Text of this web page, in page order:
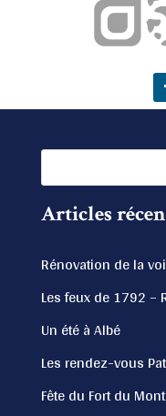
Articles
Rénovation de la
Les feux de 1792
Un été à Albé
Les rendez-vous
Fête du Fort du Mont